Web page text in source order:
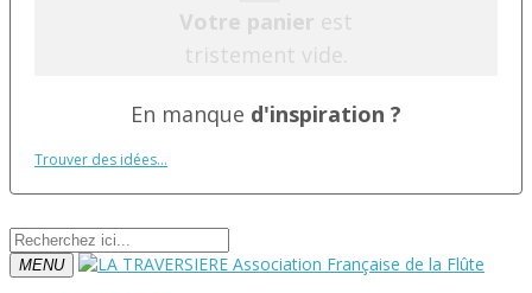
Votre panier est
tristement vide.
En manque d'inspiration ?
Trouver des idées...
MENU